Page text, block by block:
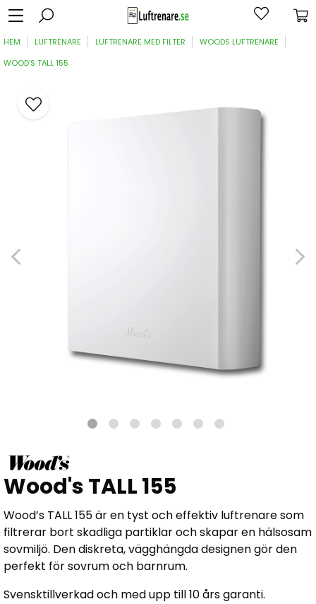
HEM LUFTRENARE LUFTRENARE MED FILTER
WOODS LUFTRENARE
WOOD'S TALL 155
Wood's TALL 155
Wood’s TALL 155 är en tyst och effektiv luftrenare som
filtrerar bort skadliga partiklar och skapar en hälsosam
sovmiljö. Den diskreta, vägghängda designen gör den
perfekt för sovrum och barnrum.
Svensktillverkad och med upp till 10 års garanti.